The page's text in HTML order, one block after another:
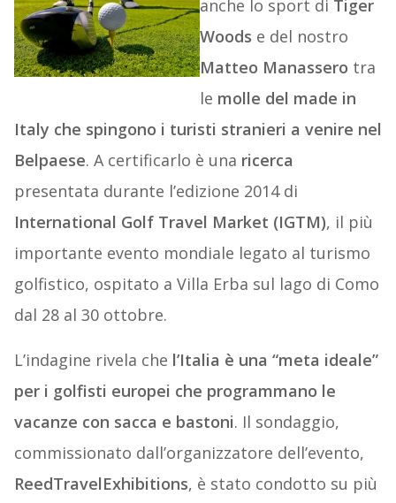
anche lo sport di Tiger
Woods e del nostro
Matteo Manassero tra
le molle del made in
Italy che spingono i turisti stranieri a venire nel
Belpaese. A certificarlo è una ricerca
presentata durante l’edizione 2014 di
International Golf Travel Market (IGTM), il più
importante evento mondiale legato al turismo
golfistico, ospitato a Villa Erba sul lago di Como
dal 28 al 30 ottobre.
L’indagine rivela che l’Italia è una “meta ideale”
per i golfisti europei che programmano le
vacanze con sacca e bastoni. Il sondaggio,
commissionato dall’organizzatore dell’evento,
ReedTravelExhibitions, è stato condotto su più